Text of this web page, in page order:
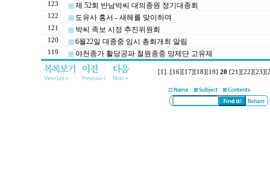
123 제 52회 반남박씨 대의종원 정기대종회
122 도유사 홍서 - 새해를 맞이하며
121 박씨 족보 시정 추진위원회
120 6월22일 대종중 임시 총회개최 알림
119 야천종가 활당공파 철원종중 망제단 고유제
[1] [16] [17] [18] [19] 20 [21] [22] [23]